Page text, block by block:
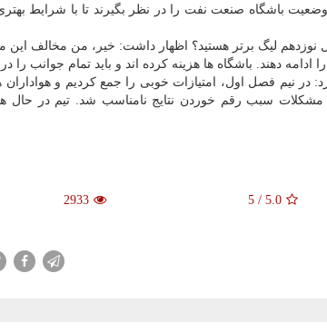
باشگاه صنعت نفت را در نظر بگیرند تا با شرایط
نوزدهم لیگ برتر هستید؟ اظهار داشت: خیر، من مخالف این
ادامه دهند. باشگاه ها هزینه كرده اند و باید تمام جوانب را
نیم فصل اول، امتیازات خوبی را جمع كردیم و هواداران
سبب رقم خوردن نتایج نامناسب شد. تیم در حال
5.0
/
5
2933